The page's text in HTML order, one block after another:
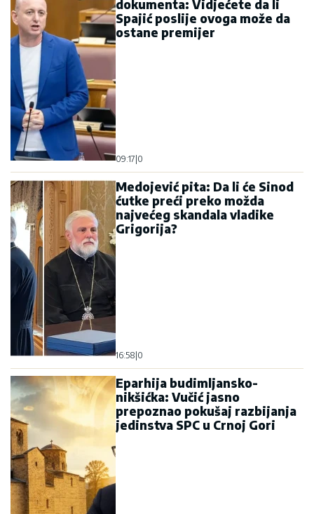
dokumenta: Vidjećete da li
Spajić poslije ovoga može da
ostane premijer
09:17 0
Medojević pita: Da li će Sinod
ćutke preći preko možda
najvećeg skandala vladike
Grigorija?
16:58 0
Eparhija budimljansko-
nikšićka: Vučić jasno
prepoznao pokušaj razbijanja
jedinstva SPC u Crnoj Gori